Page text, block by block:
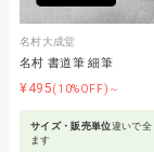
名村大成堂
名村 書道筆 細筆
¥495(10%OFF)～
サイズ・販売単位違いで全
ます